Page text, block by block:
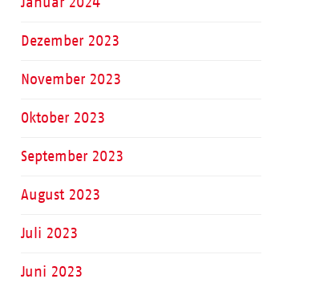
Dezember 2023
November 2023
Oktober 2023
September 2023
August 2023
Juli 2023
Juni 2023